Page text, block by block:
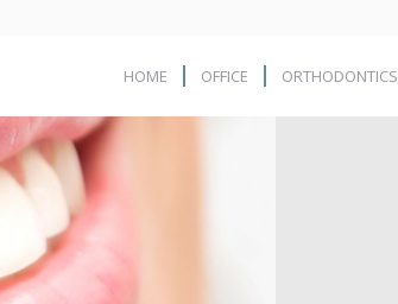
HOME OFFICE ORTHODONTICS